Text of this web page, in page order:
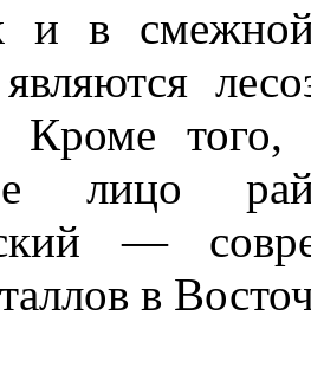
и в
Кроме
лицо
—
в